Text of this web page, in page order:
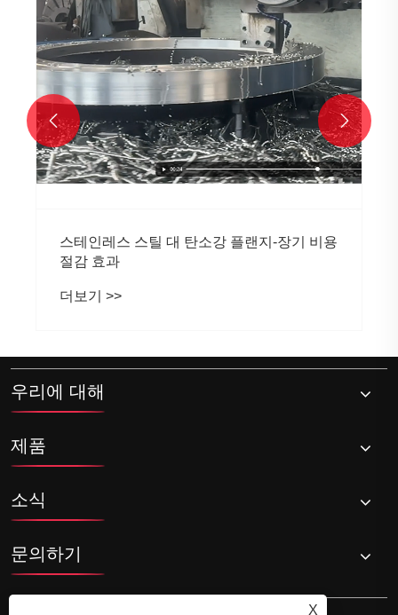
스테인레스 스틸 대 탄소강 플랜지-장기 비용
절감 효과
더보기 >>
 
우리에 대해
제품
소식
문의하기
X